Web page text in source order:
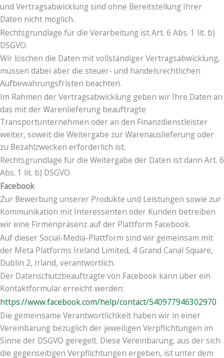
und Vertragsabwicklung sind ohne Bereitstellung Ihrer
Daten nicht möglich.
Rechtsgrundlage für die Verarbeitung ist Art. 6 Abs. 1 lit. b)
DSGVO.
Wir löschen die Daten mit vollständiger Vertragsabwicklung,
müssen dabei aber die steuer- und handelsrechtlichen
Aufbewahrungsfristen beachten.
Im Rahmen der Vertragsabwicklung geben wir Ihre Daten an
das mit der Warenlieferung beauftragte
Transportunternehmen oder an den Finanzdienstleister
weiter, soweit die Weitergabe zur Warenauslieferung oder
zu Bezahlzwecken erforderlich ist.
Rechtsgrundlage für die Weitergabe der Daten ist dann Art. 6
Abs. 1 lit. b) DSGVO.
Facebook
Zur Bewerbung unserer Produkte und Leistungen sowie zur
Kommunikation mit Interessenten oder Kunden betreiben
wir eine Firmenpräsenz auf der Plattform Facebook.
Auf dieser Social-Media-Plattform sind wir gemeinsam mit
der Meta Platforms Ireland Limited, 4 Grand Canal Square,
Dublin 2, Irland, verantwortlich.
Der Datenschutzbeauftragte von Facebook kann über ein
Kontaktformular erreicht werden:
https://www.facebook.com/help/contact/540977946302970
Die gemeinsame Verantwortlichkeit haben wir in einer
Vereinbarung bezüglich der jeweiligen Verpflichtungen im
Sinne der DSGVO geregelt. Diese Vereinbarung, aus der sich
die gegenseitigen Verpflichtungen ergeben, ist unter dem